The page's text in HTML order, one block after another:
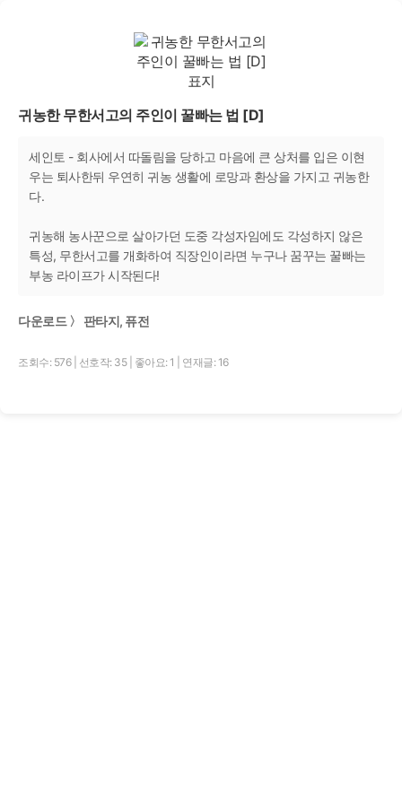
귀농한 무한서고의 주인이 꿀빠는 법 [D]
세인토 - 회사에서 따돌림을 당하고 마음에 큰 상처를 입은 이현
우는 퇴사한뒤 우연히 귀농 생활에 로망과 환상을 가지고 귀농한
다.
귀농해 농사꾼으로 살아가던 도중 각성자임에도 각성하지 않은
특성, 무한서고를 개화하여 직장인이라면 누구나 꿈꾸는 꿀빠는
부농 라이프가 시작된다!
다운로드 〉 판타지, 퓨전
조회수: 576 선호작: 35 좋아요: 1 연재글: 16